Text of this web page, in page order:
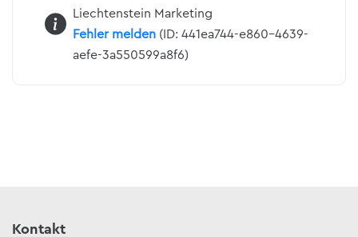
Liechtenstein Marketing
Fehler melden (ID: 441ea744-e860-4639-
aefe-3a550599a8f6)
Kontakt